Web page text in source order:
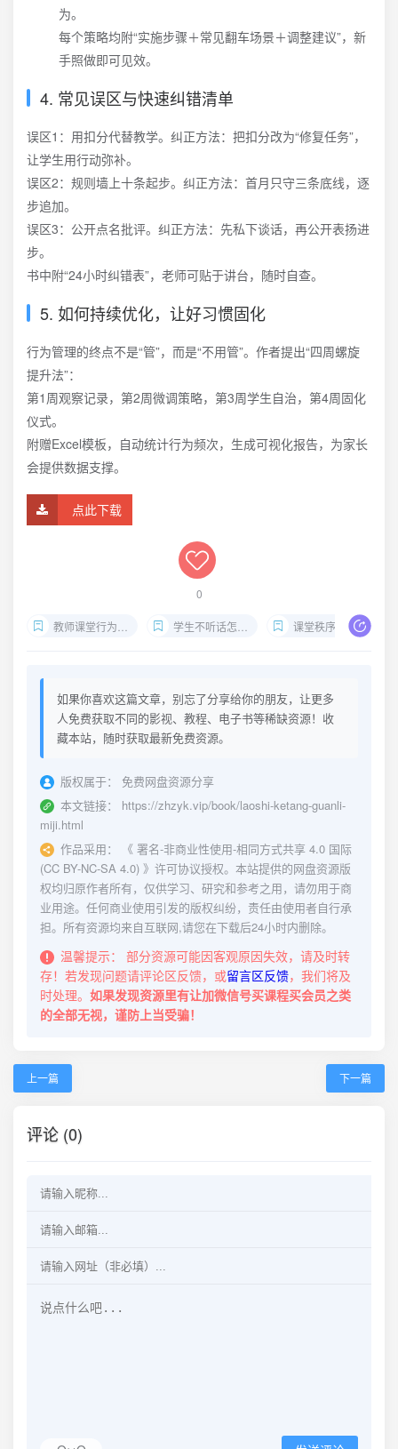
为。
每个策略均附“实施步骤＋常见翻车场景＋调整建议”，新
手照做即可见效。
4. 常见误区与快速纠错清单
误区1：用扣分代替教学。纠正方法：把扣分改为“修复任务”，
让学生用行动弥补。
误区2：规则墙上十条起步。纠正方法：首月只守三条底线，逐
步追加。
误区3：公开点名批评。纠正方法：先私下谈话，再公开表扬进
步。
书中附“24小时纠错表”，老师可贴于讲台，随时自查。
5. 如何持续优化，让好习惯固化
行为管理的终点不是“管”，而是“不用管”。作者提出“四周螺旋
提升法”：
第1周观察记录，第2周微调策略，第3周学生自治，第4周固化
仪式。
附赠Excel模板，自动统计行为频次，生成可视化报告，为家长
会提供数据支撑。
点此下载
0
教师课堂行为管理技巧 学生不听话怎么办 课堂秩序建立方法
如果你喜欢这篇文章，别忘了分享给你的朋友，让更多
人免费获取不同的影视、教程、电子书等稀缺资源！收
藏本站，随时获取最新免费资源。
版权属于：
免费网盘资源分享
本文链接：
https://zhzyk.vip/book/laoshi-ketang-guanli-
miji.html
作品采用：
《 署名-非商业性使用-相同方式共享 4.0 国际
(CC BY-NC-SA 4.0) 》许可协议授权。本站提供的网盘资源版
权均归原作者所有，仅供学习、研究和参考之用，请勿用于商
业用途。任何商业使用引发的版权纠纷，责任由使用者自行承
担。所有资源均来自互联网,请您在下载后24小时内删除。
温馨提示：
部分资源可能因客观原因失效，请及时转
存！若发现问题请评论区反馈，或留言区反馈，我们将及
时处理。 如果发现资源里有让加微信号买课程买会员之类
的全部无视，谨防上当受骗！
上一篇 下一篇
评论 (0)